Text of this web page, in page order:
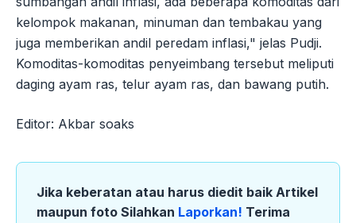
kelompok makanan, minuman dan tembakau yang
juga memberikan andil peredam inflasi," jelas Pudji.
Komoditas-komoditas penyeimbang tersebut meliputi
daging ayam ras, telur ayam ras, dan bawang putih.
Editor: Akbar soaks
Jika keberatan atau harus diedit baik Artikel
maupun foto Silahkan Laporkan! Terima